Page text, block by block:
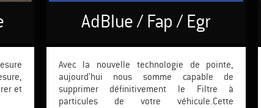
et
AdBlue / Fap / Egr
Avec la nouvelle technologie de pointe,
aujourd'hui nous somme capable de
supprimer définitivement le Filtre à
particules de votre véhicule.Cette